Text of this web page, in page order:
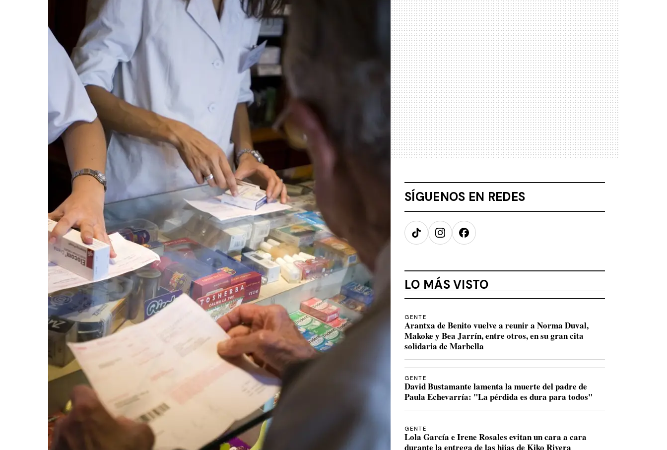
SÍGUENOS EN REDES
TikTokInstagramFacebook
LO MÁS VISTO
GENTE
Arantxa de Benito vuelve a reunir a Norma Duval,
Makoke y Bea Jarrín, entre otros, en su gran cita
solidaria de Marbella
GENTE
David Bustamante lamenta la muerte del padre de
Paula Echevarría: "La pérdida es dura para todos"
GENTE
Lola García e Irene Rosales evitan un cara a cara
durante la entrega de las hijas de Kiko Rivera